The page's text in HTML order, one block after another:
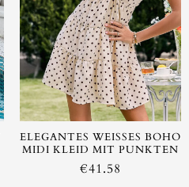
ELEGANTES WEISSES BOHO M
IDI KLEID MIT PUNKTEN
€41.58